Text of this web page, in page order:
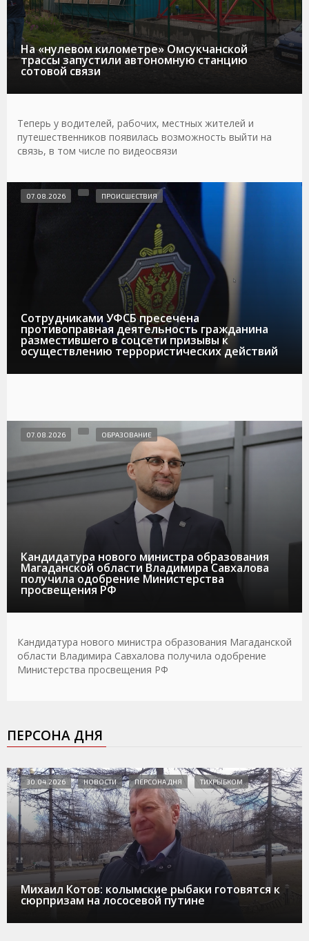
На «нулевом километре» Омсукчанской
трассы запустили автономную станцию
сотовой связи
Теперь у водителей, рабочих, местных жителей и
путешественников появилась возможность выйти на
связь, в том числе по видеосвязи
Сотрудниками УФСБ пресечена
противоправная деятельность гражданина
разместившего в соцсети призывы к
осуществлению террористических действий
07.08.2026 ПРОИСШЕСТВИЯ
Кандидатура нового министра образования
Магаданской области Владимира Савхалова
получила одобрение Министерства
просвещения РФ
07.08.2026 ОБРАЗОВАНИЕ
Кандидатура нового министра образования Магаданской
области Владимира Савхалова получила одобрение
Министерства просвещения РФ
ПЕРСОНА ДНЯ
Михаил Котов: колымские рыбаки готовятся к
сюрпризам на лососевой путине
30.04.2026 НОВОСТИ ПЕРСОНА ДНЯ ТИХРЫБКОМ